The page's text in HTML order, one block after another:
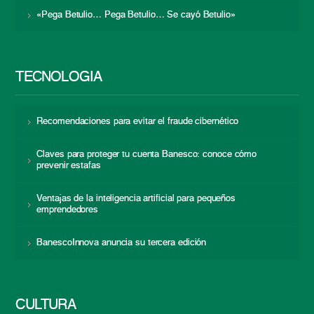
«Pega Betulio… Pega Betulio… Se cayó Betulio»
TECNOLOGÍA
Recomendaciones para evitar el fraude cibernético
Claves para proteger tu cuenta Banesco: conoce cómo
prevenir estafas
Ventajas de la inteligencia artificial para pequeños
emprendedores
BanescoInnova anuncia su tercera edición
CULTURA